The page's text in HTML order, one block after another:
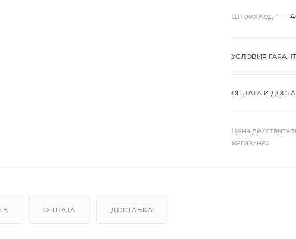
ШтрихКод —
УСЛОВИЯ
ОПЛАТА И
Цена
магазинах
ОПЛАТА ДОСТАВКА